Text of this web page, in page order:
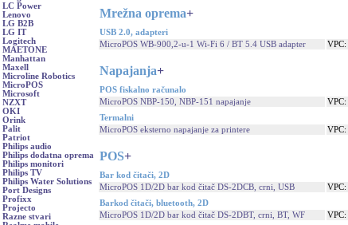
LC Power
Lenovo
LG B2B
LG IT
Logitech
MAETONE
Manhattan
Maxell
Microline Robotics
MicroPOS
Microsoft
NZXT
OKI
Orink
Palit
Patriot
Philips audio
Philips dodatna oprema
Philips monitori
Philips TV
Philips Water Solutions
Port Designs
Profixx
Projecto
Razne stvari
Mrežna oprema+
USB 2.0, adapteri
MicroPOS WB-900,2-u-1 Wi-Fi 6 / BT 5.4 USB adapter
VPC:
Napajanja+
POS fiskalno računalo
MicroPOS NBP-150, NBP-151 napajanje
VPC:
Termalni
MicroPOS eksterno napajanje za printere
VPC:
POS+
Bar kod čitači, 2D
MicroPOS 1D/2D bar kod čitač DS-2DCB, crni, USB
VPC:
Barkod čitači, bluetooth, 2D
MicroPOS 1D/2D bar kod čitač DS-2DBT, crni, BT, WF
VPC: